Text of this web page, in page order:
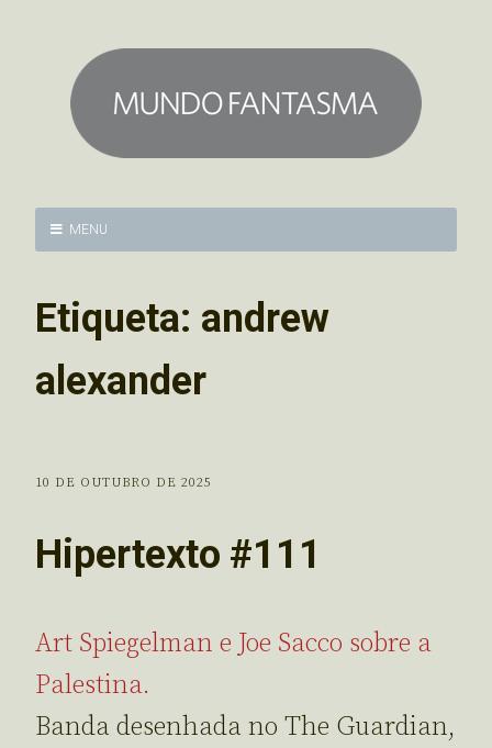
MENU
Etiqueta: andrew
alexander
10 DE OUTUBRO DE 2025
Hipertexto #111
Art Spiegelman e Joe Sacco sobre a
Palestina.
Banda desenhada no The Guardian,